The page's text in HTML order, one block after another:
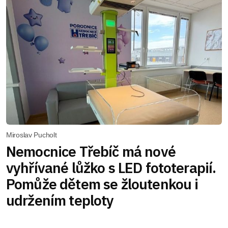
Miroslav Pucholt
Nemocnice Třebíč má nové
vyhřívané lůžko s LED fototerapií.
Pomůže dětem se žloutenkou i
udržením teploty